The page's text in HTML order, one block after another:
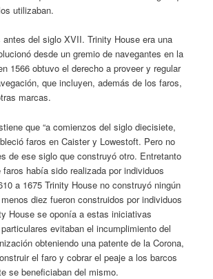
utilizaban.
del siglo XVII. Trinity House era una
desde un gremio de navegantes en la
1566 obtuvo el derecho a proveer y regular
que incluyen, además de los faros,
marcas.
que “a comienzos del siglo diecisiete,
faros en Caister y Lowestoft. Pero no
de ese siglo que construyó otro. Entretanto
había sido realizada por individuos
a 1675 Trinity House no construyó ningún
diez fueron construidos por individuos
House se oponía a estas iniciativas
evitaban el incumplimiento del
obteniendo una patente de la Corona,
el faro y cobrar el peaje a los barcos
se beneficiaban del mismo.